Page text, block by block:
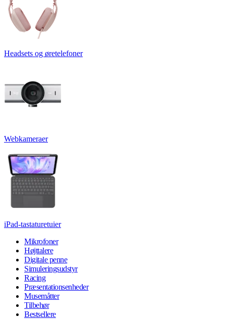
Headsets og øretelefoner
Webkameraer
iPad-tastaturetuier
Mikrofoner
Højttalere
Digitale penne
Simuleringsudstyr
Racing
Præsentationsenheder
Musemåtter
Tilbehør
Bestsellere